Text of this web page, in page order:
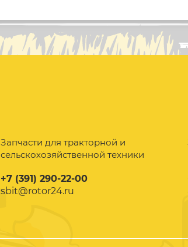
Запчасти для тракторной и
сельскохозяйственной техники
+7 (391) 290-22-00
sbit@rotor24.ru